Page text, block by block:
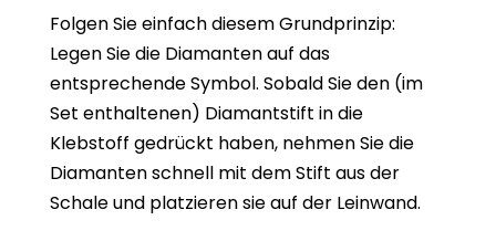
Folgen Sie einfach diesem Grundprinzip:
Legen Sie die Diamanten auf das
entsprechende Symbol. Sobald Sie den (im
Set enthaltenen) Diamantstift in die
Klebstoff gedrückt haben, nehmen Sie die
Diamanten schnell mit dem Stift aus der
Schale und platzieren sie auf der Leinwand.